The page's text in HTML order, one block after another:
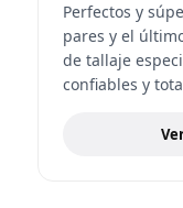
Perfectos y
pares y el
de tallaje
confiables y